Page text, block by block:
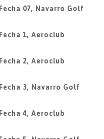
07, Navarro Golf
1, Aeroclub
2, Aeroclub
3, Navarro Golf
4, Aeroclub